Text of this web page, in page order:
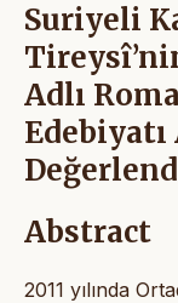
Suriyeli
Adlı
Edebiyatı
Abstract
2011 yılında